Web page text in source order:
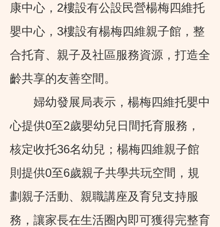
康中心，2樓設有公設民營楊梅四維托
嬰中心，3樓設有楊梅四維親子館，整
合托育、親子及社區服務資源，打造全
齡共享的友善空間。
婦幼發展局表示，楊梅四維托嬰中
心提供0至2歲嬰幼兒日間托育服務，
核定收托36名幼兒；楊梅四維親子館
則提供0至6歲親子共學共玩空間，規
劃親子活動、親職講座及育兒支持服
務，讓家長在生活圈內即可獲得完整育